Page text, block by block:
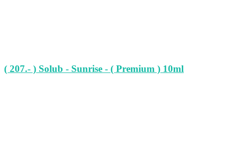
( 207.- ) Solub - Sunrise - ( Premium ) 10ml